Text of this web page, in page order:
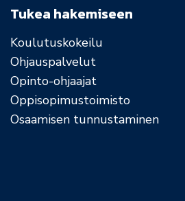
Tukea hakemiseen
Koulutuskokeilu
Ohjauspalvelut
Opinto-ohjaajat
Oppisopimustoimisto
Osaamisen tunnustaminen